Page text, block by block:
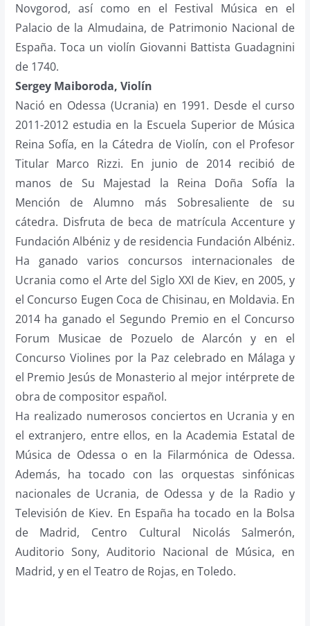
Novgorod, así como en el Festival Música en el
Palacio de la Almudaina, de Patrimonio Nacional de
España. Toca un violín Giovanni Battista Guadagnini
de 1740.
Sergey Maiboroda, Violín
Nació en Odessa (Ucrania) en 1991. Desde el curso
2011-2012 estudia en la Escuela Superior de Música
Reina Sofía, en la Cátedra de Violín, con el Profesor
Titular Marco Rizzi. En junio de 2014 recibió de
manos de Su Majestad la Reina Doña Sofía la
Mención de Alumno más Sobresaliente de su
cátedra. Disfruta de beca de matrícula Accenture y
Fundación Albéniz y de residencia Fundación Albéniz.
Ha ganado varios concursos internacionales de
Ucrania como el Arte del Siglo XXI de Kiev, en 2005, y
el Concurso Eugen Coca de Chisinau, en Moldavia. En
2014 ha ganado el Segundo Premio en el Concurso
Forum Musicae de Pozuelo de Alarcón y en el
Concurso Violines por la Paz celebrado en Málaga y
el Premio Jesús de Monasterio al mejor intérprete de
obra de compositor español.
Ha realizado numerosos conciertos en Ucrania y en
el extranjero, entre ellos, en la Academia Estatal de
Música de Odessa o en la Filarmónica de Odessa.
Además, ha tocado con las orquestas sinfónicas
nacionales de Ucrania, de Odessa y de la Radio y
Televisión de Kiev. En España ha tocado en la Bolsa
de Madrid, Centro Cultural Nicolás Salmerón,
Auditorio Sony, Auditorio Nacional de Música, en
Madrid, y en el Teatro de Rojas, en Toledo.